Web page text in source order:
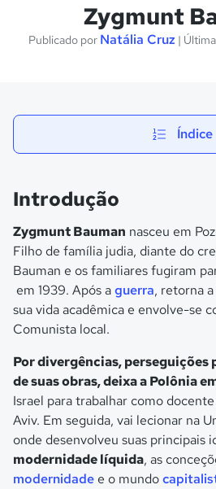
Zygmunt
Publicado por Natália Cruz |
Índice
Introdução
Zygmunt Bauman nasceu em
Filho de família judia, diante do
Bauman e os familiares fugiram
em 1939. Após aguerra, retorna
sua vida acadêmica e envolve-se
Comunista local.
Por divergências,
de suas obras, deixa a Polônia
Israel para trabalhar como
Aviv. Em seguida, vai lecionar na
onde desenvolveu suas principais
modernidade líquida, as
modernidade e o mundo